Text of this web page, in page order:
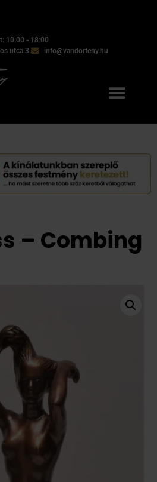
10:00 - 18:00
utca 3.
info@vandorfeny.hu
– Combing